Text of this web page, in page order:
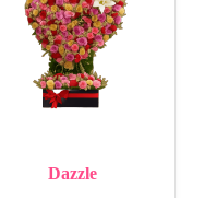
Dazzle